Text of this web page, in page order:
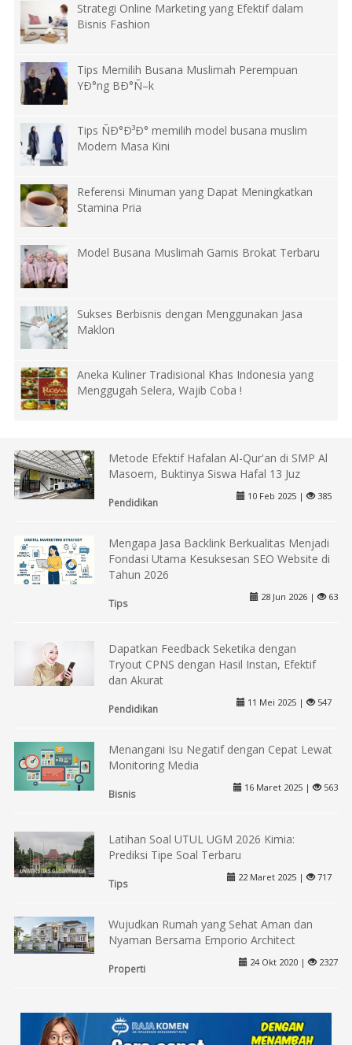
Strategi Online Marketing yang Efektif dalam
Bisnis Fashion
Tips Memilih Busana Muslimah Perempuan
YÐ°ng BÐ°Ñ–k
Tips ÑÐ°Ð³Ð° memilih model busana muslim
Modern Masa Kini
Referensi Minuman yang Dapat Meningkatkan
Stamina Pria
Model Busana Muslimah Gamis Brokat Terbaru
Sukses Berbisnis dengan Menggunakan Jasa
Maklon
Aneka Kuliner Tradisional Khas Indonesia yang
Menggugah Selera, Wajib Coba !
Metode Efektif Hafalan Al-Qur'an di SMP Al
Masoem, Buktinya Siswa Hafal 13 Juz
Pendidikan
10 Feb 2025 | 385
Mengapa Jasa Backlink Berkualitas Menjadi
Fondasi Utama Kesuksesan SEO Website di
Tahun 2026
Tips
28 Jun 2026 | 63
Dapatkan Feedback Seketika dengan
Tryout CPNS dengan Hasil Instan, Efektif
dan Akurat
Pendidikan
11 Mei 2025 | 547
Menangani Isu Negatif dengan Cepat Lewat
Monitoring Media
Bisnis
16 Maret 2025 | 563
Latihan Soal UTUL UGM 2026 Kimia:
Prediksi Tipe Soal Terbaru
Tips
22 Maret 2025 | 717
Wujudkan Rumah yang Sehat Aman dan
Nyaman Bersama Emporio Architect
Properti
24 Okt 2020 | 2327